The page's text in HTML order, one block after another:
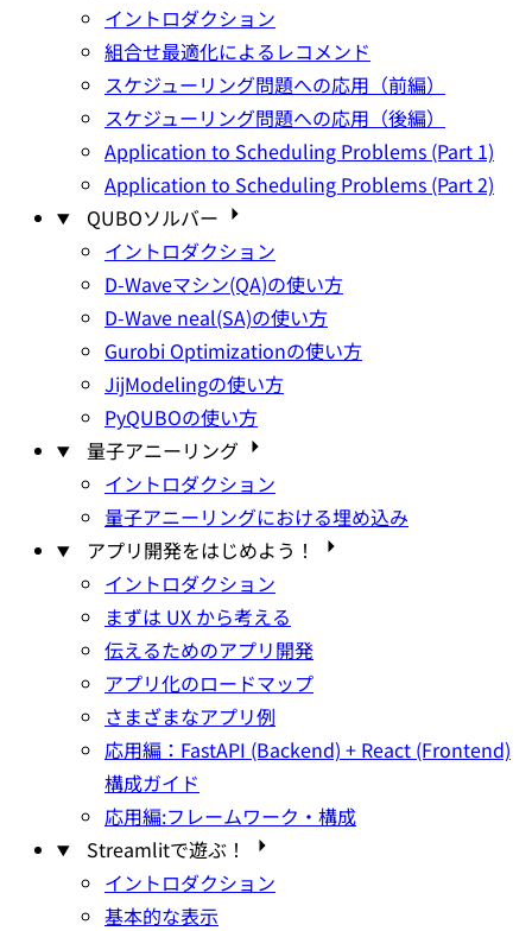
イントロダクション
組合せ最適化によるレコメンド
スケジューリング問題への応用（前編）
スケジューリング問題への応用（後編）
Application to Scheduling Problems (Part 1)
Application to Scheduling Problems (Part 2)
QUBOソルバー
イントロダクション
D-Waveマシン(QA)の使い方
D-Wave neal(SA)の使い方
Gurobi Optimizationの使い方
JijModelingの使い方
PyQUBOの使い方
量子アニーリング
イントロダクション
量子アニーリングにおける埋め込み
アプリ開発をはじめよう！
イントロダクション
まずは UX から考える
伝えるためのアプリ開発
アプリ化のロードマップ
さまざまなアプリ例
応用編：FastAPI (Backend) + React (Frontend)
構成ガイド
応用編:フレームワーク・構成
Streamlitで遊ぶ！
イントロダクション
基本的な表示